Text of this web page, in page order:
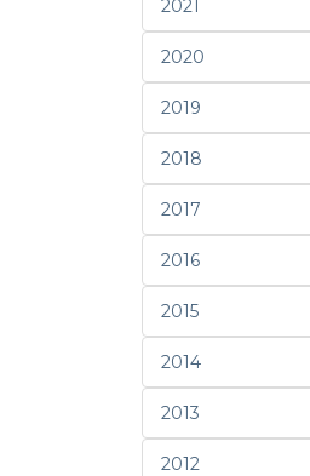
2021
2020
2019
2018
2017
2016
2015
2014
2013
2012